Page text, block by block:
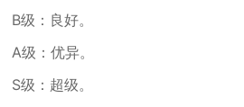
B级：良好。
A级：优异。
S级：超级。